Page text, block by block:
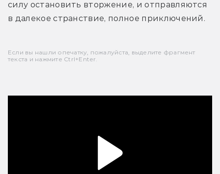
силу остановить вторжение, и отправляются
в далекое странствие, полное приключений.
Если вы нашли опечатку, пожалуйста, выделите фрагмент
текста и нажмите Ctrl+Enter.